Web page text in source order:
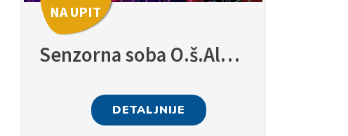
NA UPIT
Senzorna soba O.š.Aleksa Šantić
DETALJNIJE